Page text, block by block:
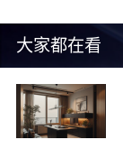
大家都在看